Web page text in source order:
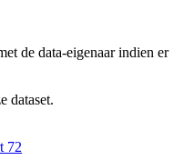
de data-eigenaar indien er
dataset.
72